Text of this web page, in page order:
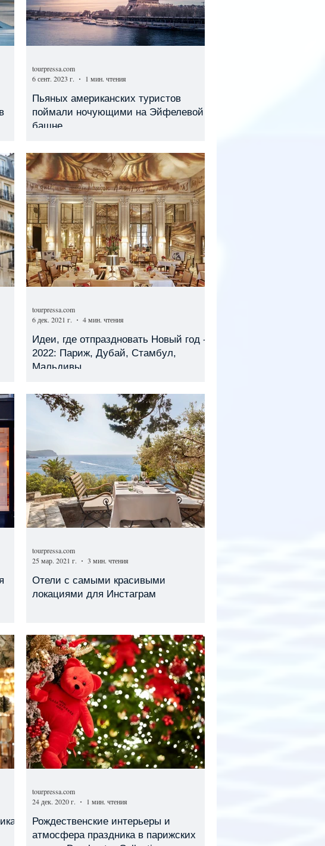
Пьяных американских туристов
поймали ночующими на Эйфелевой
башне
tourpressa.com
6 сент. 2023 г.
1 мин. чтения
Идеи, где отпраздновать Новый год -
2022: Париж, Дубай, Стамбул,
Мальдивы
tourpressa.com
6 дек. 2021 г.
4 мин. чтения
Отели с самыми красивыми
локациями для Инстаграм
tourpressa.com
25 мар. 2021 г.
3 мин. чтения
Рождественские интерьеры и
атмосфера праздника в парижских
tourpressa.com
24 дек. 2020 г.
1 мин. чтения